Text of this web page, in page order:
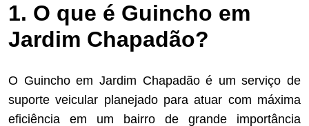
1. O que é Guincho em
Jardim Chapadão?
O Guincho em Jardim Chapadão é um serviço de
suporte veicular planejado para atuar com máxima
eficiência em um bairro de grande importância